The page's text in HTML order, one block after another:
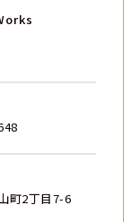
町2丁目7-6